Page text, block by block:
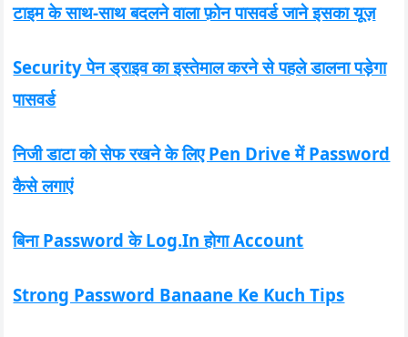
टाइम के साथ-साथ बदलने वाला फ़ोन पासवर्ड जाने इसका यूज़
Security पेन ड्राइव का इस्तेमाल करने से पहले डालना पड़ेगा
पासवर्ड
निजी डाटा को सेफ रखने के लिए Pen Drive में Password
कैसे लगाएं
बिना Password के Log.In होगा Account
Strong Password Banaane Ke Kuch Tips